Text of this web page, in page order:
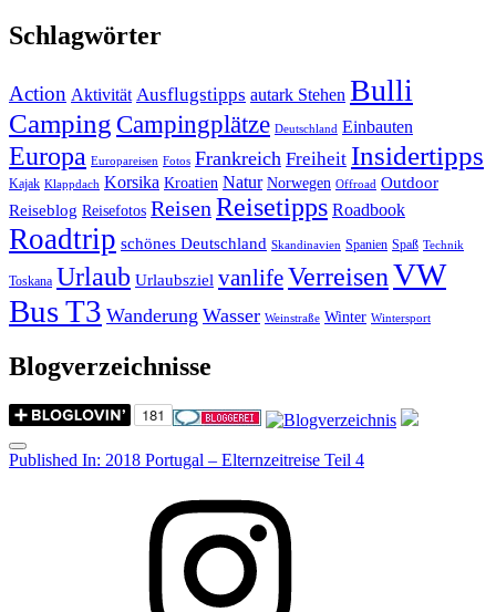
Schlagwörter
Action Aktivität Ausflugstipps autark Stehen Bulli
Camping Campingplätze Deutschland Einbauten
Europa Europareisen Fotos Frankreich Freiheit Insidertipps
Kajak Klappdach Korsika Kroatien Natur Norwegen Offroad Outdoor
Reiseblog Reisefotos ReisenReisetipps Roadbook
Roadtrip schönes Deutschland Skandinavien Spanien Spaß Technik
Toskana Urlaub Urlaubsziel vanlifeVerreisenVW
Bus T3 Wanderung Wasser Weinstraße Winter Wintersport
Blogverzeichnisse
Menu
Post
Published In: 2018 Portugal – Elternzeitreise Teil 4